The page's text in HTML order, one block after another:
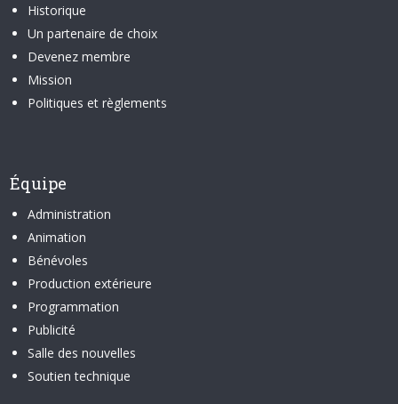
Historique
Un partenaire de choix
Devenez membre
Mission
Politiques et règlements
Équipe
Administration
Animation
Bénévoles
Production extérieure
Programmation
Publicité
Salle des nouvelles
Soutien technique